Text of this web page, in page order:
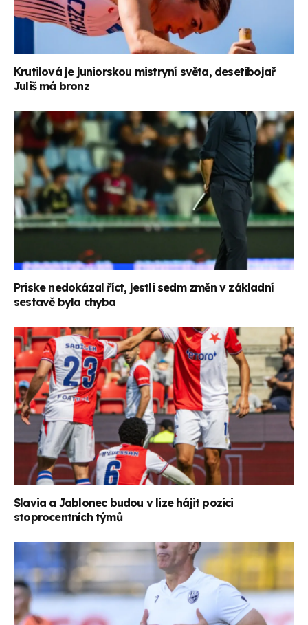
Krutilová je juniorskou mistryní světa, desetibojař
Juliš má bronz
Priske nedokázal říct, jestli sedm změn v základní
sestavě byla chyba
Slavia a Jablonec budou v lize hájit pozici
stoprocentních týmů